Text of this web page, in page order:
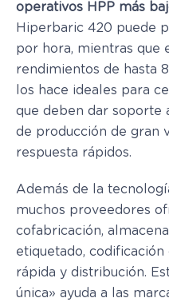
operativos HPP más
Hiperbaric 420 puede
por hora, mientras que
rendimientos de hasta
los hace ideales para
que deben dar soporte
de producción de gran
respuesta rápidos.
Además de la
muchos proveedores
cofabricación,
etiquetado,
rápida y distribución.
única» ayuda a las